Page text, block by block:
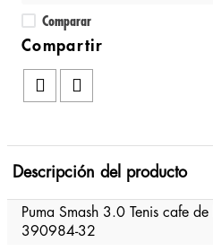
Comparar
Descripción del producto
Puma Smash 3.0 Tenis cafe
390984-32